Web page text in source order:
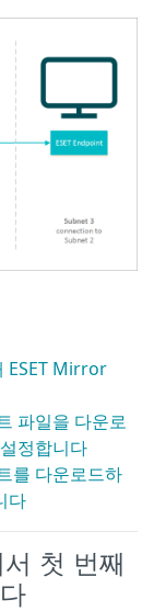
ESET Mirror
파일을 다운로
정합니다
를 다운로드하
다
첫 번째